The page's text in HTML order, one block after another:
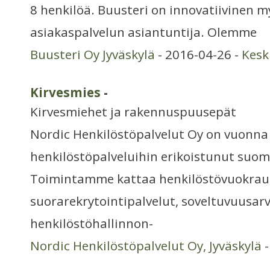
8 henkilöä. Buusteri on innovatiivinen
asiakaspalvelun asiantuntija. Olemme
Buusteri Oy Jyväskylä - 2016-04-26 -
Kirvesmies -
Kirvesmiehet ja rakennuspuusepät
Nordic Henkilöstöpalvelut Oy on
henkilöstöpalveluihin erikoistunut
Toimintamme kattaa
suorarekrytointipalvelut,
henkilöstöhallinnon-
Nordic Henkilöstöpalvelut Oy, Jyväskylä